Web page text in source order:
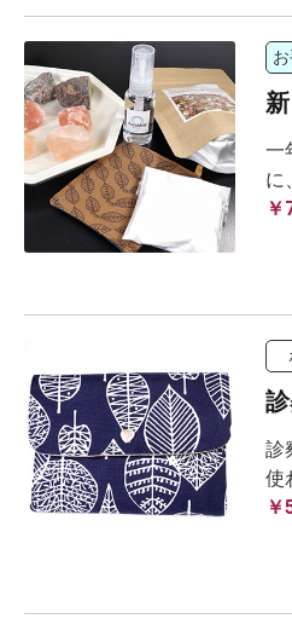
一
に
￥
診
使
￥